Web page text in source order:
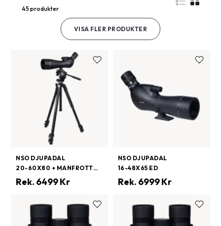
45 produkter
VISA FLER PRODUKTER
NSO DJUPADAL
20-60X80 + MANFROTTO 290 XTRA 128RC2
Rek. 6499Kr
NSO DJUPADAL
16-48X65 ED
Rek. 6999Kr